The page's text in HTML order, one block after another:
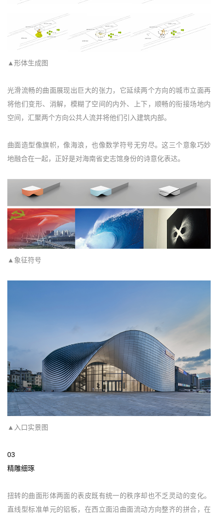
▲形体生成图
光滑流畅的曲面展现出巨大的张力，它延续两个方向的城市立面再
将他们变形、消解，模糊了空间的内外、上下，顺畅的衔接场地内
空间，汇聚两个方向公共人流并将他们引入建筑内部。
曲面造型像旗帜，像海浪，也像数学符号无穷尽。这三个意象巧妙
地融合在一起，正好是对海南省史志馆身份的诗意化表达。
▲象征符号
▲入口实景图
03
精雕细琢
扭转的曲面形体两面的表皮既有统一的秩序却也不乏灵动的变化。
直线型标准单元的铝板，在西立面沿曲面流动方向整齐的拼合，在